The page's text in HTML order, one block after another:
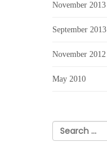
November 2013
September 2013
November 2012
May 2010
Search
for: